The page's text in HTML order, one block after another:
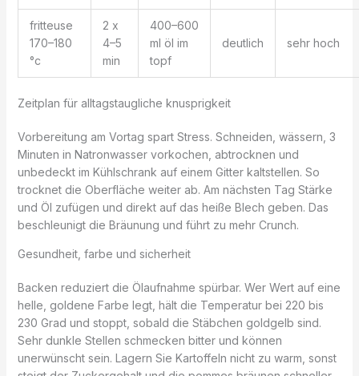
fritteuse
170–180
°c
2 x
4–5
min
400–600
ml öl im
topf
deutlich sehr hoch
Zeitplan für alltagstaugliche knusprigkeit
Vorbereitung am Vortag spart Stress. Schneiden, wässern, 3
Minuten in Natronwasser vorkochen, abtrocknen und
unbedeckt im Kühlschrank auf einem Gitter kaltstellen. So
trocknet die Oberfläche weiter ab. Am nächsten Tag Stärke
und Öl zufügen und direkt auf das heiße Blech geben. Das
beschleunigt die Bräunung und führt zu mehr Crunch.
Gesundheit, farbe und sicherheit
Backen reduziert die Ölaufnahme spürbar. Wer Wert auf eine
helle, goldene Farbe legt, hält die Temperatur bei 220 bis
230 Grad und stoppt, sobald die Stäbchen goldgelb sind.
Sehr dunkle Stellen schmecken bitter und können
unerwünscht sein. Lagern Sie Kartoffeln nicht zu warm, sonst